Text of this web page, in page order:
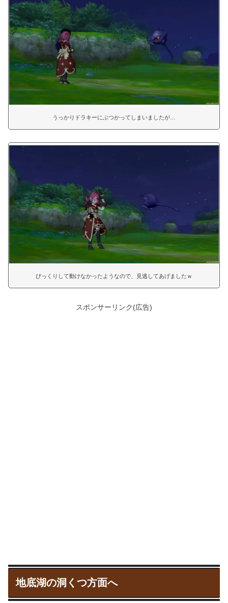
うっかりドラキーにぶつかってしまいましたが…
びっくりして動けなかったようなので、見逃してあげましたｗ
スポンサーリンク(広告)
地底湖の洞くつ方面へ